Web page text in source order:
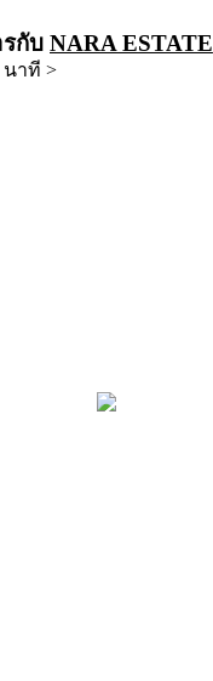
กับ NARA ESTATE
นาที >